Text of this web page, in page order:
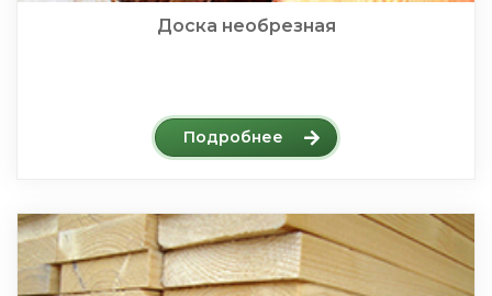
Доска необрезная
Подробнее